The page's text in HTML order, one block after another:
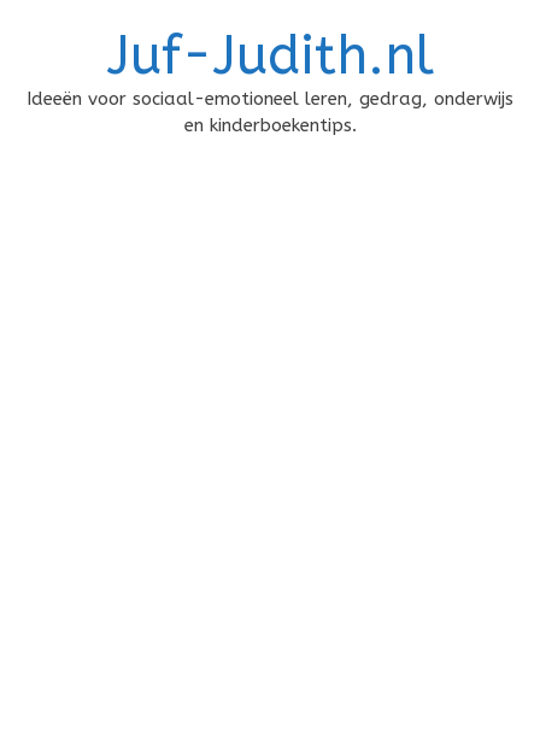
Juf-Judith.nl
Ideeën voor sociaal-emotioneel leren, gedrag, onderwijs
en kinderboekentips.